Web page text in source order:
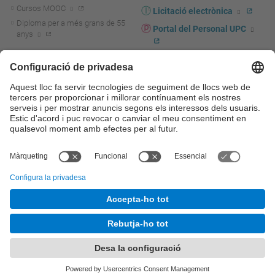
Cursos MOOC
Diploma per a més grans de 55
anys
Actualitat R+D+I
La recerca a la UPC
La transferència, l'emprenedoria i
la innovació a la UPC
Foment i suport a la recerca
transferència, l'emprenedoria i la
Serveis per a empreses
Licitació electrònica
Portal del Personal UPC
UPCshop, marxandatge
Sala de premsa
Seguretat i salut
Autoprotecció i emergències
© UPC Universitat Politècnica de Catalunya - BarcelonaTech
Accessibilitat
Configuració de privadesa